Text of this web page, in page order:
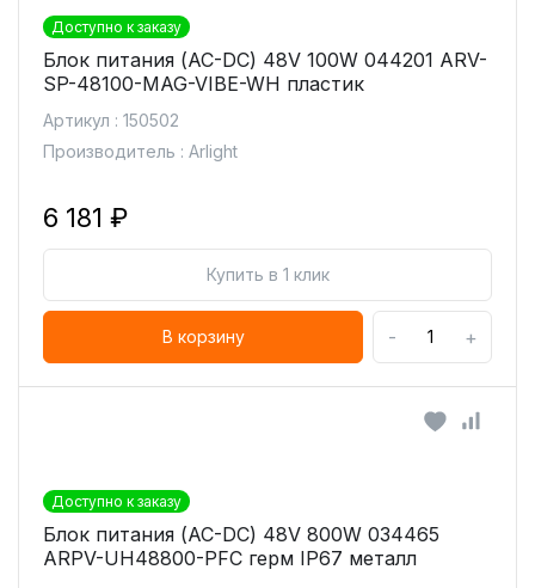
Доступно к заказу
Блок питания (AC-DC) 48V 100W 044201 ARV-
SP-48100-MAG-VIBE-WH пластик
Артикул : 150502
Производитель : Arlight
6 181 ₽
Купить в 1 клик
В корзину - +
Доступно к заказу
Блок питания (AC-DC) 48V 800W 034465
ARPV-UH48800-PFC герм IP67 металл